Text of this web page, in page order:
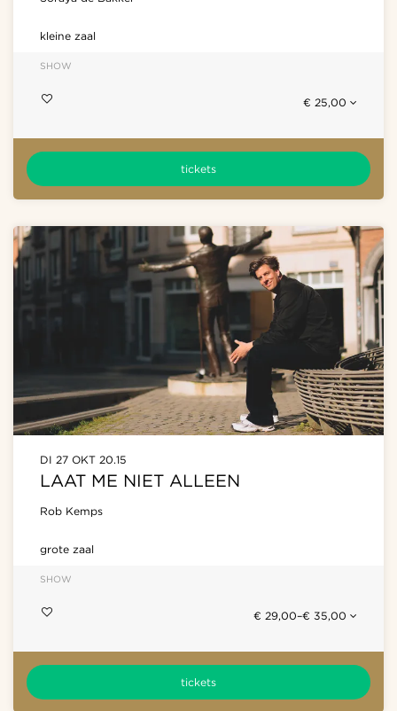
kleine zaal
SHOW
€ 25,00
tickets
LAAT ME NIET ALLEEN
Rob Kemps
DI 27 OKT 20.15
grote zaal
SHOW
€ 29,00–€ 35,00
tickets